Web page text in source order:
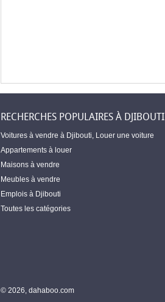
RECHERCHES POPULAIRES À DJIBOUTI
Voitures à vendre à Djibouti Louer une voiture
Appartements à louer
Maisons à vendre
Meubles à vendre
Emplois à Djibouti
Toutes les catégories
© 2026, dahaboo.com